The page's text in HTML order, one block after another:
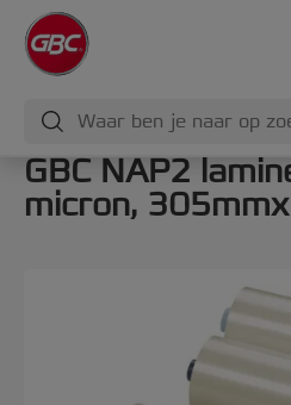
GBC NAP2
micron,